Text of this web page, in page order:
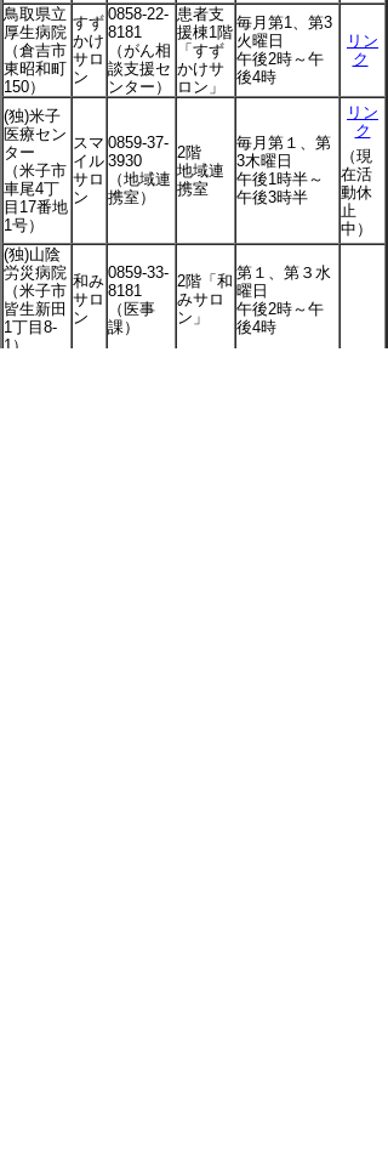
鳥取県立
厚生病院
（倉吉市
東昭和町
150）
すず
かけ
サロ
ン
0858-22-
8181
（がん相
談支援セ
ンター）
患者支
援棟1階
「すず
かけサ
ロン」
毎月第1、第3
火曜日
午後2時～午
後4時
リン
ク
(独)米子
医療セン
ター
（米子市
車尾4丁
目17番地
1号）
スマ
イル
サロ
ン
0859-37-
3930
（地域連
携室）
2階
地域連
携室
毎月第１、第
3木曜日
午後1時半～
午後3時半
リン
ク
（現
在活
動休
止
中）
(独)山陰
労災病院
（米子市
皆生新田
1丁目8-
1）
和み
サロ
ン
0859-33-
8181
（医事
課）
2階「和
みサロ
ン」
第１、第３水
曜日
午後2時～午
後4時